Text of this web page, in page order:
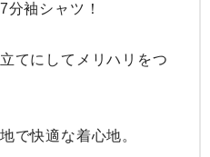
分袖シャツ！
てにしてメリハリをつ
で快適な着心地。